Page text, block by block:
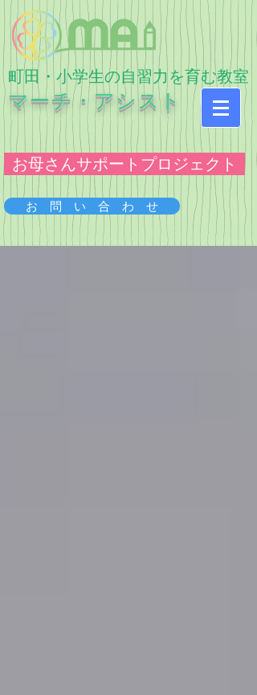
​町田・小学生の自習力を育む教室
マーチ・アシスト
お母さんサポートプロジェクト
お 問 い 合 わ せ